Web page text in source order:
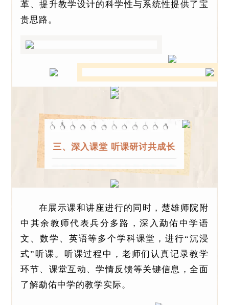
革、提升教学设计的科学性与系统性提供了宝
贵思路。
三、深入课堂 听课研讨共成长
在展示课和讲座进行的同时，楚雄师院附
中其余教师代表兵分多路，深入勐佑中学语
文、数学、英语等多个学科课堂，进行“沉浸
式”听课。听课过程中，老师们认真记录教学
环节、课堂互动、学情反馈等关键信息，全面
了解勐佑中学的教学实际。